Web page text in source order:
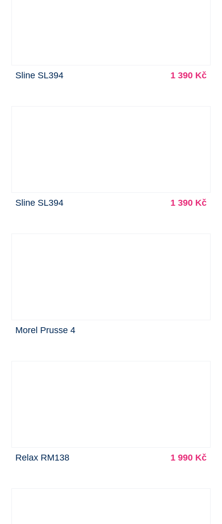
Sline SL394 1 390 Kč
Sline SL394 1 390 Kč
Morel Prusse 4
Relax RM138 1 990 Kč